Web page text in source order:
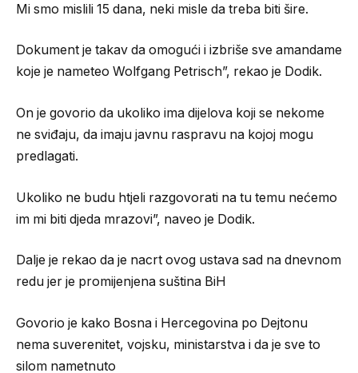
Mi smo mislili 15 dana, neki misle da treba biti šire.
Dokument je takav da omogući i izbriše sve amandame
koje je nameteo Wolfgang Petrisch”, rekao je Dodik.
On je govorio da ukoliko ima dijelova koji se nekome
ne sviđaju, da imaju javnu raspravu na kojoj mogu
predlagati.
Ukoliko ne budu htjeli razgovorati na tu temu nećemo
im mi biti djeda mrazovi”, naveo je Dodik.
Dalje je rekao da je nacrt ovog ustava sad na dnevnom
redu jer je promijenjena suština BiH
Govorio je kako Bosna i Hercegovina po Dejtonu
nema suverenitet, vojsku, ministarstva i da je sve to
silom nametnuto